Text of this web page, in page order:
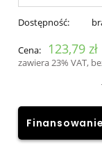
Dostępność:
Cena: 123,79 zł
zawiera 23% VAT,